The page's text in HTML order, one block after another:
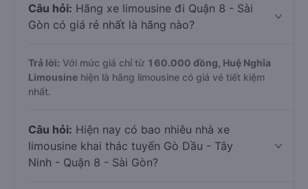
Câu hỏi: Hãng xe limousine đi Quận 8 - Sài
Gòn có giá rẻ nhất là hãng nào?
Trả lời: Với mức giá chỉ từ 160.000 đồng, Huệ Nghĩa
Limousine hiện là hãng limousine có giá vé tiết kiệm
nhất.
Câu hỏi: Hiện nay có bao nhiêu nhà xe
limousine khai thác tuyến Gò Dầu - Tây
Ninh - Quận 8 - Sài Gòn?